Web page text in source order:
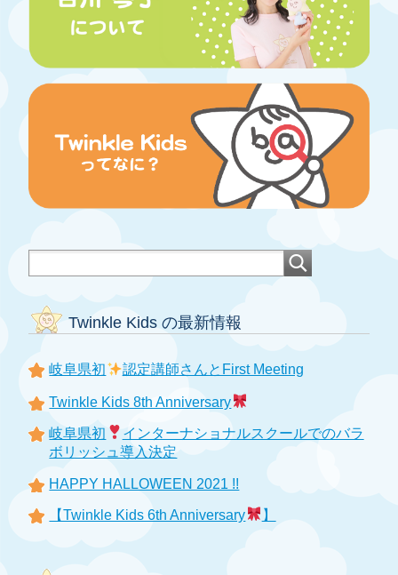
Twinkle Kids の最新情報
岐阜県初 認定講師さんとFirst Meeting
Twinkle Kids 8th Anniversary
岐阜県初
インターナショナルスクールでのバラ
ボリッシュ導入決定
HAPPY HALLOWEEN 2021 !!
【Twinkle Kids 6th Anniversary 】